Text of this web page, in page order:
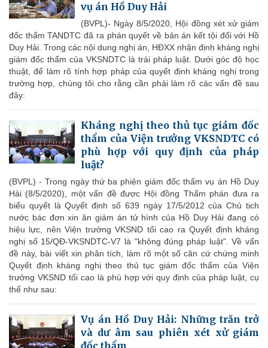
vụ án Hồ Duy Hải
(BVPL)- Ngày 8/5/2020, Hội đồng xét xử giám
đốc thẩm TANDTC đã ra phán quyết về bản án kết tội đối với Hồ
Duy Hải. Trong các nội dung nghị án, HĐXX nhận định kháng nghị
giám đốc thẩm của VKSNDTC là trái pháp luật. Dưới góc độ học
thuật, để làm rõ tính hợp pháp của quyết định kháng nghị trong
trường hợp, chúng tôi cho rằng cần phải làm rõ các vấn đề sau
đây:
Kháng nghị theo thủ tục giám đốc
thẩm của Viện trưởng VKSNDTC có
phù hợp với quy định của pháp
luật?
(BVPL) - Trong ngày thứ ba phiên giám đốc thẩm vụ án Hồ Duy
Hải (8/5/2020), một vấn đề được Hội đồng Thẩm phán đưa ra
biểu quyết là Quyết định số 639 ngày 17/5/2012 của Chủ tịch
nước bác đơn xin ân giảm án tử hình của Hồ Duy Hải đang có
hiệu lực, nên Viện trưởng VKSND tối cao ra Quyết định kháng
nghị số 15/QĐ-VKSNDTC-V7 là "không đúng pháp luật". Về vấn
đề này, bài viết xin phân tích, làm rõ một số căn cứ chứng minh
Quyết định kháng nghị theo thủ tục giám đốc thẩm của Viện
trưởng VKSND tối cao là phù hợp với quy định của pháp luật, cụ
thể như sau:
Vụ án Hồ Duy Hải: Những trăn trở
và dư âm sau phiên xét xử giám
đốc thẩm